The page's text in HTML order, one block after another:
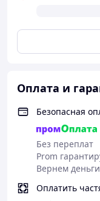
Оплата и
Безопасная
Без переплат
Prom
Вернем
Оплатить